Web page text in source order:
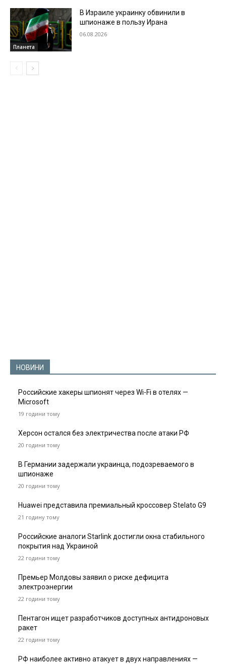
Планета
В Израиле украинку обвинили в
шпионаже в пользу Ирана
06.08.2026
НОВИНИ
Российские хакеры шпионят через Wi-Fi в отелях —
Microsoft
19 години тому
Херсон остался без электричества после атаки РФ
20 години тому
В Германии задержали украинца, подозреваемого в
шпионаже
20 години тому
Huawei представила премиальный кроссовер Stelato G9
21 годину тому
Российские аналоги Starlink достигли окна стабильного
покрытия над Украиной
22 години тому
Премьер Молдовы заявил о риске дефицита
электроэнергии
22 години тому
Пентагон ищет разработчиков доступных антидроновых
ракет
22 години тому
РФ наиболее активно атакует в двух направлениях —